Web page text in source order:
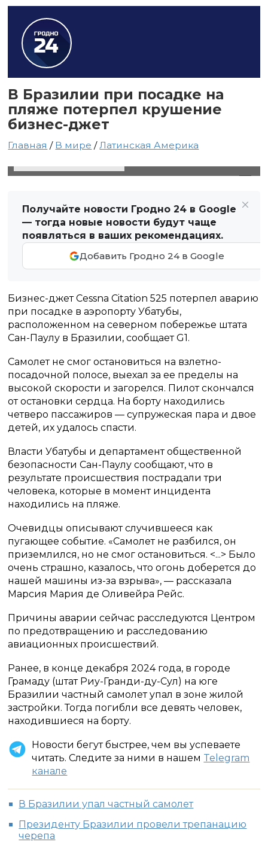
В Бразилии при посадке на
пляже потерпел крушение
бизнес-джет
Главная / В мире /Латинская Америка
Получайте новости Гродно 24 в Google
— тогда новые новости будут чаще
появляться в ваших рекомендациях.
Добавить Гродно 24 в Google
Бизнес-джет Cessna Citation 525 потерпел аварию
при посадке в аэропорту Убатубы,
расположенном на северном побережье штата
Сан-Паулу в Бразилии, сообщает G1.
Самолет не смог остановиться на взлетно-
посадочной полосе, выехал за ее пределы на
высокой скорости и загорелся. Пилот скончался
от остановки сердца. На борту находились
четверо пассажиров — супружеская пара и двое
детей, их удалось спасти.
Власти Убатубы и департамент общественной
безопасности Сан-Паулу сообщают, что в
результате происшествия пострадали три
человека, которые в момент инцидента
находились на пляже.
Очевидцы описывают случившееся как
пугающее событие. «Самолет не разбился, он
приземлился, но не смог остановиться. <...> Было
очень страшно, казалось, что огонь доберется до
нашей машины из-за взрыва», — рассказала
Марсия Мария де Оливейра Рейс.
Причины аварии сейчас расследуются Центром
по предотвращению и расследованию
авиационных происшествий.
Ранее, в конце декабря 2024 года, в городе
Грамаду (штат Риу-Гранди-ду-Сул) на юге
Бразилии частный самолет упал в зоне жилой
застройки. Тогда погибли все девять человек,
находившиеся на борту.
Новости бегут быстрее, чем вы успеваете
читать. Следите за ними в нашем Telegram
канале
В Бразилии упал частный самолет
Президенту Бразилии провели трепанацию
черепа